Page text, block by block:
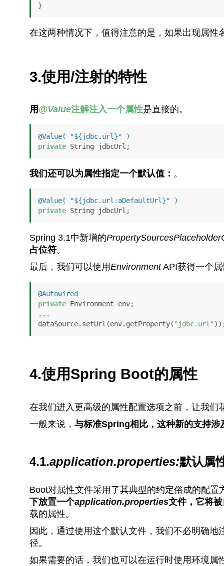
}
在这两种情况下，值得注意的是，如果出现属
3.使用/注射的特性
用 @Value注解注入一个属性是直接的。
@Value( "${jdbc.url}" )
private String jdbcUrl;
我们还可以为属性指定一个默认值： 。
@Value( "${jdbc.url:aDefaultUrl}" )
private String jdbcUrl;
Spring 3.1中新增的
占位符。
最后，我们可以使用EnvironmentAPI获得一个
@Autowired
private Environment env;
...
dataSource.setUrl(env.getProperty( "jdbc.url"
4.使用Spring Boot的属性
在我们进入更高级的属性配置选项之前，让我
一般来说， 与标准Spring相比，这种新的支持涉
4.1.application.properties:默认属
Boot对属性文件采用了其典型的约定俗成的配置
下放置一个application.properties文件，它将
载的属性。
因此，通过使用这个默认文件，我们不必明确地
径。
如果需要的话，我们也可以在运行时使用环境属